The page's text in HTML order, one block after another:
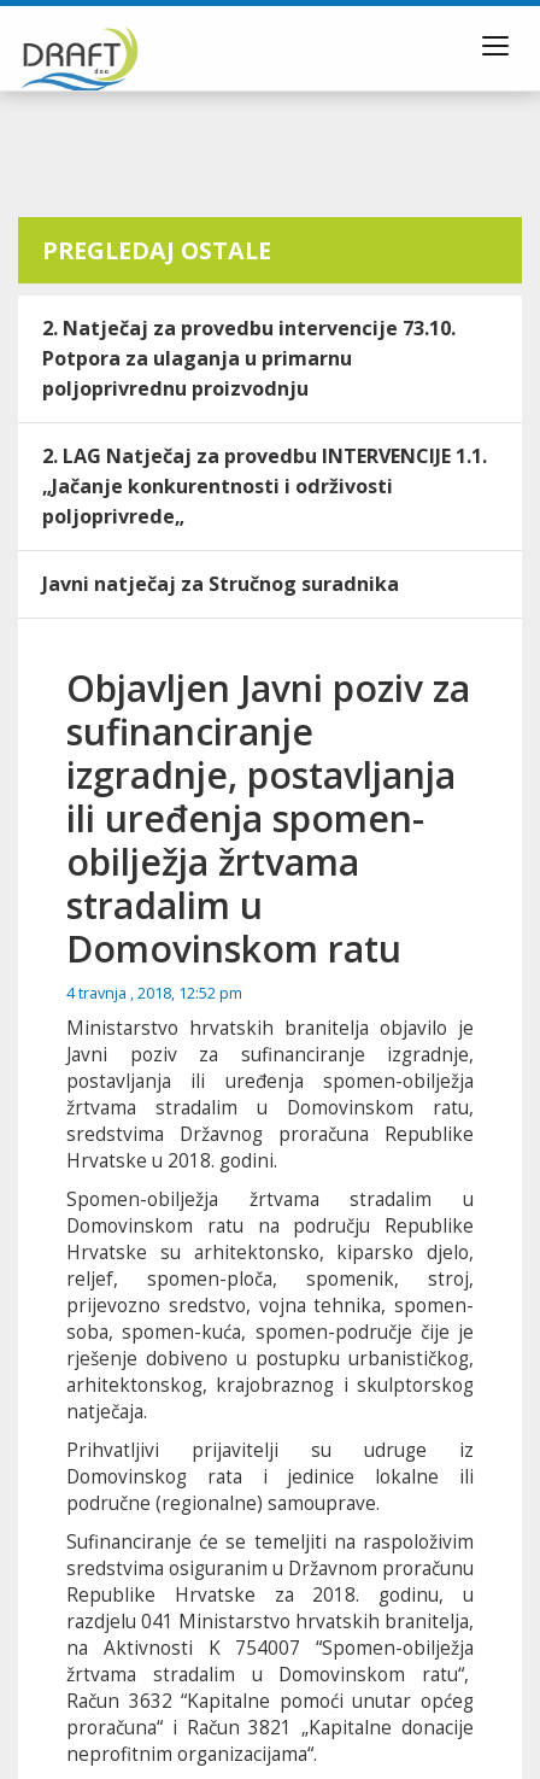
PREGLEDAJ OSTALE
2. Natječaj za provedbu intervencije 73.10.
Potpora za ulaganja u primarnu
poljoprivrednu proizvodnju
2. LAG Natječaj za provedbu INTERVENCIJE 1.1.
„Jačanje konkurentnosti i održivosti
poljoprivrede„
Javni natječaj za Stručnog suradnika
Objavljen Javni poziv za
sufinanciranje
izgradnje, postavljanja
ili uređenja spomen-
obilježja žrtvama
stradalim u
Domovinskom ratu
4 travnja , 2018, 12:52 pm
Ministarstvo hrvatskih branitelja objavilo je
Javni poziv za sufinanciranje izgradnje,
postavljanja ili uređenja spomen-obilježja
žrtvama stradalim u Domovinskom ratu,
sredstvima Državnog proračuna Republike
Hrvatske u 2018. godini.
Spomen-obilježja žrtvama stradalim u
Domovinskom ratu na području Republike
Hrvatske su arhitektonsko, kiparsko djelo,
reljef, spomen-ploča, spomenik, stroj,
prijevozno sredstvo, vojna tehnika, spomen-
soba, spomen-kuća, spomen-područje čije je
rješenje dobiveno u postupku urbanističkog,
arhitektonskog, krajobraznog i skulptorskog
natječaja.
Prihvatljivi prijavitelji su udruge iz
Domovinskog rata i jedinice lokalne ili
područne (regionalne) samouprave.
Sufinanciranje će se temeljiti na raspoloživim
sredstvima osiguranim u Državnom proračunu
Republike Hrvatske za 2018. godinu, u
razdjelu 041 Ministarstvo hrvatskih branitelja,
na Aktivnosti K 754007 “Spomen-obilježja
žrtvama stradalim u Domovinskom ratu“,
Račun 3632 “Kapitalne pomoći unutar općeg
proračuna“ i Račun 3821 „Kapitalne donacije
neprofitnim organizacijama“.